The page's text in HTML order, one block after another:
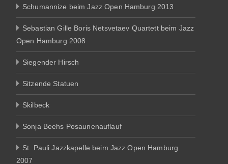
Schumannize beim Jazz Open Hamburg 2013
Sebastian Gille Boris Netsvetaev Quartett beim Jazz
Open Hamburg 2008
Siegender Hirsch
Sitzende Statuen
Skilbeck
Sonja Beehs Posaunenauflauf
St. Pauli Jazzkapelle beim Jazz Open Hamburg
2007